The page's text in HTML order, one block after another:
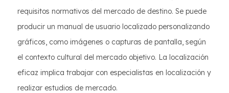
requisitos normativos del mercado de destino. Se puede
producir un manual de usuario localizado personalizando
gráficos, como imágenes o capturas de pantalla, según
el contexto cultural del mercado objetivo. La localización
eficaz implica trabajar con especialistas en localización y
realizar estudios de mercado.